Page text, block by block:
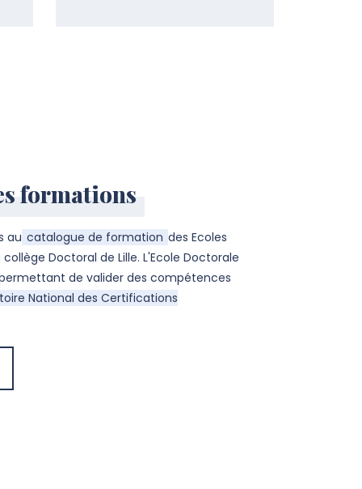
formations
au catalogue de formation des Ecoles
Doctoral de Lille. L'Ecole Doctorale
de valider des compétences
National des Certifications